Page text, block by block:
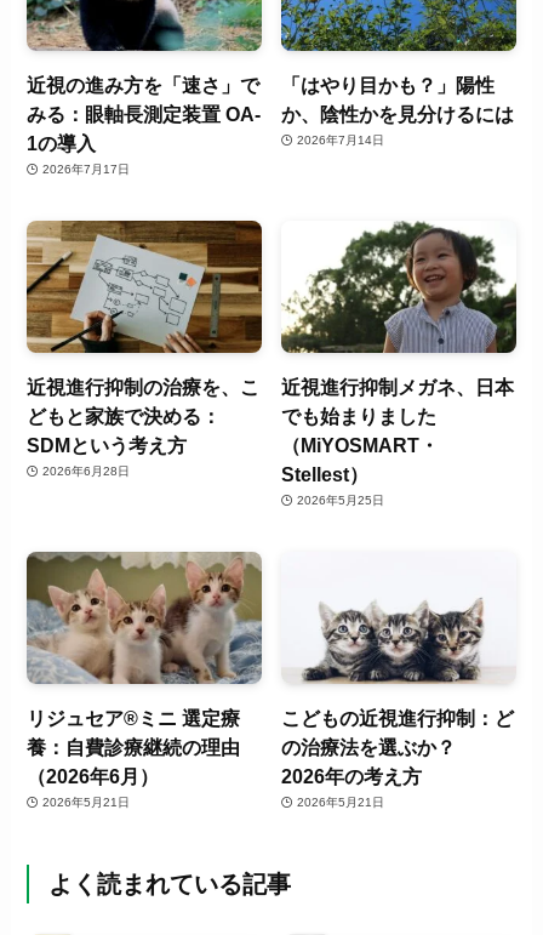
近視の進み方を「速さ」で
みる：眼軸長測定装置 OA-
1の導入
2026年7月17日
「はやり目かも？」陽性
か、陰性かを見分けるには
2026年7月14日
近視進行抑制の治療を、こ
どもと家族で決める：
SDMという考え方
2026年6月28日
近視進行抑制メガネ、日本
でも始まりました
（MiYOSMART・
Stellest）
2026年5月25日
リジュセア®ミニ 選定療
養：自費診療継続の理由
（2026年6月）
2026年5月21日
こどもの近視進行抑制：ど
の治療法を選ぶか？
2026年の考え方
2026年5月21日
よく読まれている記事